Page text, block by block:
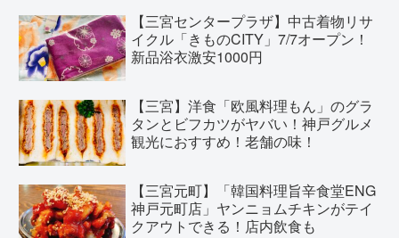
【三宮センタープラザ】中古着物リサ
イクル「きものCITY」7/7オープン！
新品浴衣激安1000円
【三宮】洋食「欧風料理もん」のグラ
タンとビフカツがヤバい！神戸グルメ
観光におすすめ！老舗の味！
【三宮元町】「韓国料理旨辛食堂ENG
神戸元町店」ヤンニョムチキンがテイ
クアウトできる！店内飲食も